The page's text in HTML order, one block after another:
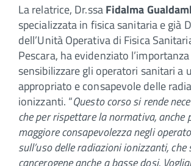
La relatrice, Dr.ssaFidalma
specializzata in fisica sanitaria e già
dell’Unità Operativa di Fisica
Pescara, ha evidenziato
sensibilizzare gli operatori sanitari a
appropriato e consapevole delle
ionizzanti. “Questo corso si rende
che per rispettare la normativa, anche
maggiore consapevolezza negli
sull’uso delle radiazioni ionizzanti, che
cancerogene anche a basse dosi.